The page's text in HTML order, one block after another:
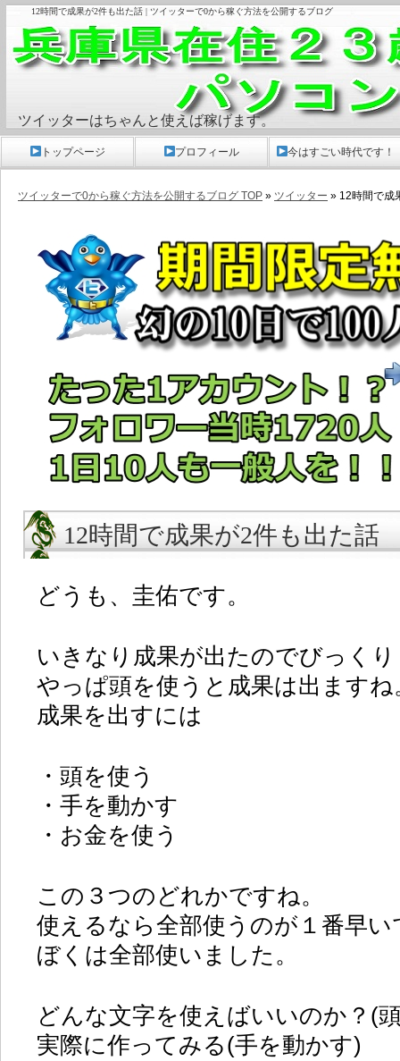
12時間で成果が2件も出た話 | ツイッターで0から稼ぐ方法を公開するブログ
12時間で成果が2件も出た話
どうも、圭佑です。
いきなり成果が出たのでびっく
やっぱ頭を使うと成果は出ますね
成果を出すには
・頭を使う
・手を動かす
・お金を使う
この３つのどれかですね。
使えるなら全部使うのが１番早い
ぼくは全部使いました。
どんな文字を使えばいいのか？(
実際に作ってみる(手を動かす)
ツイッターで0から稼ぐ方法を公開するブログ TOP » ツイッター » 12時間で成
ツイッターはちゃんと使えば稼げます。
トップページ プロフィール 今はすごい時代です！